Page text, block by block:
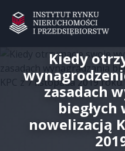
Kiedy
zasadach
biegłych
nowelizacją